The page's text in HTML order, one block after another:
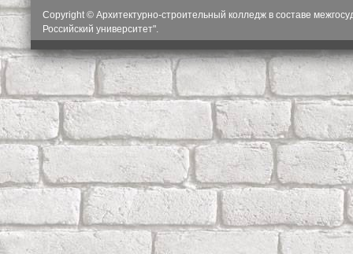
Copyright © Архитектурно-строительный колледж в составе
Российский университет".